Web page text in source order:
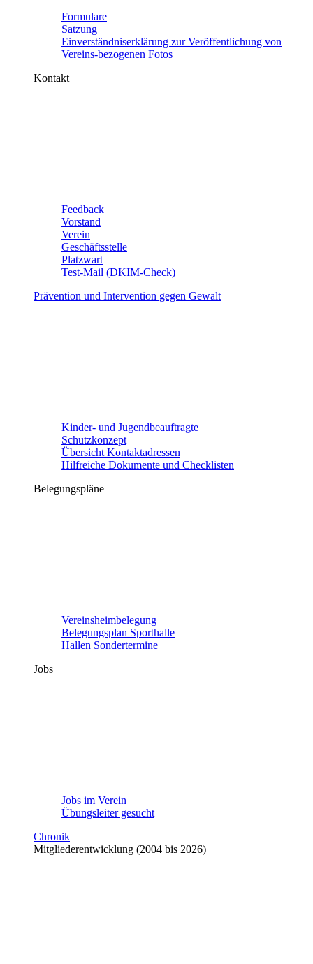
Formulare
Satzung
Einverständniserklärung zur Veröffentlichung von
Vereins-bezogenen Fotos
Kontakt
Feedback
Vorstand
Verein
Geschäftsstelle
Platzwart
Test-Mail (DKIM-Check)
Prävention und Intervention gegen Gewalt
Kinder- und Jugendbeauftragte
Schutzkonzept
Übersicht Kontaktadressen
Hilfreiche Dokumente und Checklisten
Belegungspläne
Vereinsheimbelegung
Belegungsplan Sporthalle
Hallen Sondertermine
Jobs
Jobs im Verein
Übungsleiter gesucht
Chronik
Mitgliederentwicklung (2004 bis 2026)